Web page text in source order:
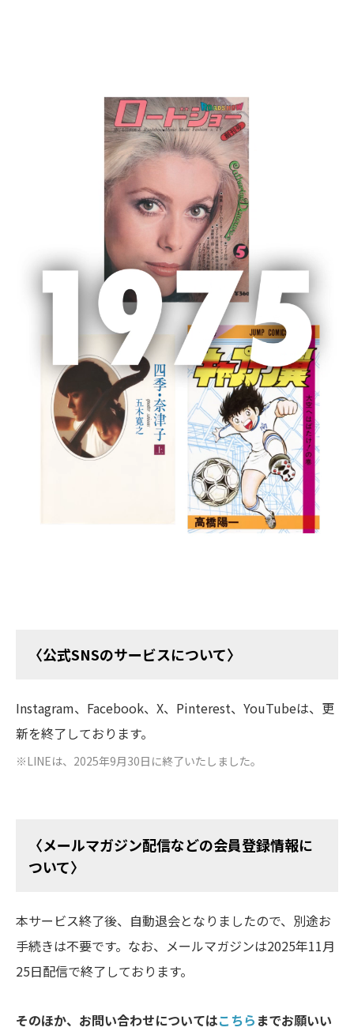
「OurAge」サイト終了のお知らせ
2014年3月にスタートした「OurAge」は、2025年12月7
日を最終更新日とし、2026年5月29日15時に全サービス
を終了いたしました。
「OurAge」の記事の一部は、集英社の50代女性向けの
」に移管されております。
〈公式SNSのサービスについて〉
Instagram、Facebook、X、Pinterest、YouTubeは、更
新を終了しております。
※LINEは、2025年9月30日に終了いたしました。
〈メールマガジン配信などの会員登録情報に
ついて〉
本サービス終了後、自動退会となりましたので、別途お
手続きは不要です。なお、メールマガジンは2025年11月
25日配信で終了しております。
そのほか、お問い合わせについてはこちら までお願いい